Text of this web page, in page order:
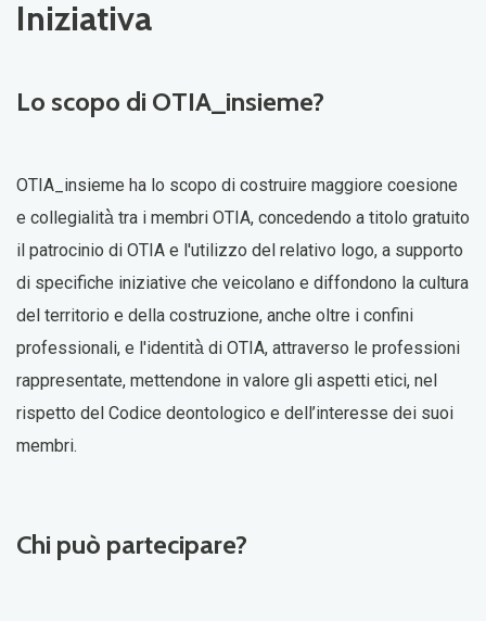
Iniziativa
Lo scopo di OTIA_insieme?
OTIA_insieme ha lo scopo di costruire maggiore coesione
e collegialità̀ tra i membri OTIA, concedendo a titolo gratuito
il patrocinio di OTIA e l'utilizzo del relativo logo, a supporto
di specifiche iniziative che veicolano e diffondono la cultura
del territorio e della costruzione, anche oltre i confini
professionali, e l'identità̀ di OTIA, attraverso le professioni
rappresentate, mettendone in valore gli aspetti etici, nel
rispetto del Codice deontologico e dell’interesse dei suoi
membri.
Chi può partecipare?